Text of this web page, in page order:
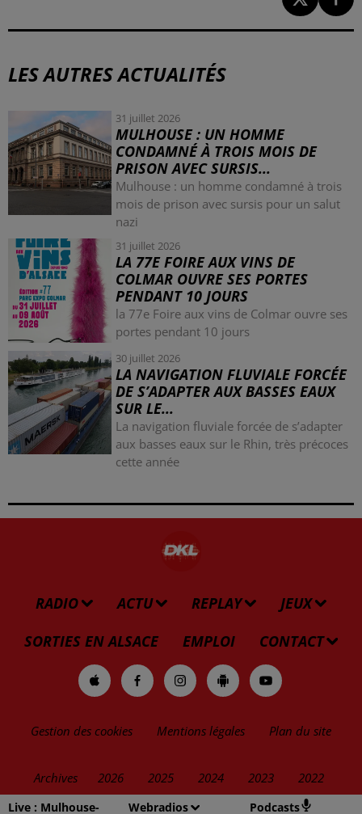
Live : Mulhouse- Webradios Podcasts
LES AUTRES ACTUALITÉS
31 juillet 2026
MULHOUSE : UN HOMME
CONDAMNÉ À TROIS MOIS DE
PRISON AVEC SURSIS...
Mulhouse : un homme condamné à trois
mois de prison avec sursis pour un salut
nazi
31 juillet 2026
LA 77E FOIRE AUX VINS DE
COLMAR OUVRE SES PORTES
PENDANT 10 JOURS
la 77e Foire aux vins de Colmar ouvre ses
portes pendant 10 jours
30 juillet 2026
LA NAVIGATION FLUVIALE FORCÉE
DE S’ADAPTER AUX BASSES EAUX
SUR LE...
La navigation fluviale forcée de s’adapter
aux basses eaux sur le Rhin, très précoces
cette année
RADIO ACTU REPLAY
JEUX
SORTIES EN ALSACE
EMPLOI CONTACT
Gestion des cookies Mentions légales Plan du site
Archives 2026 2025 2024 2023 2022